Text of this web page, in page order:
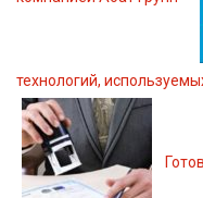
технологий,